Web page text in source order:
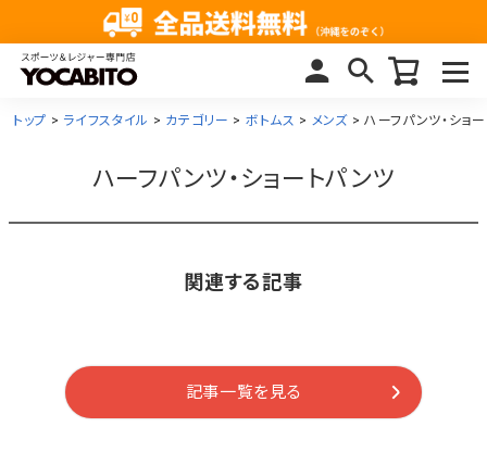
トップ ライフスタイル カテゴリー ボトムス メンズ ハーフパンツ・ショ
ハーフパンツ・ショートパンツ
関連する記事
記事一覧を見る